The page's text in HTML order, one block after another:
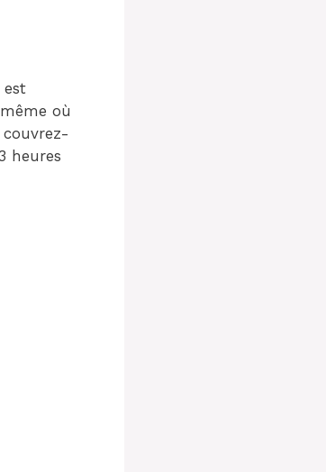
est
où
heures